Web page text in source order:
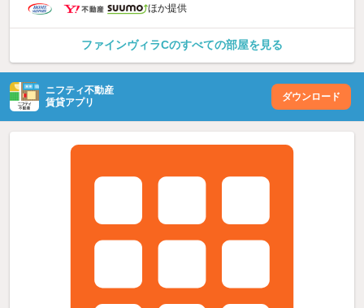
ほか提供
ファインヴィラCのすべての部屋を見る
ニフティ不動産
賃貸アプリ
ダウンロード